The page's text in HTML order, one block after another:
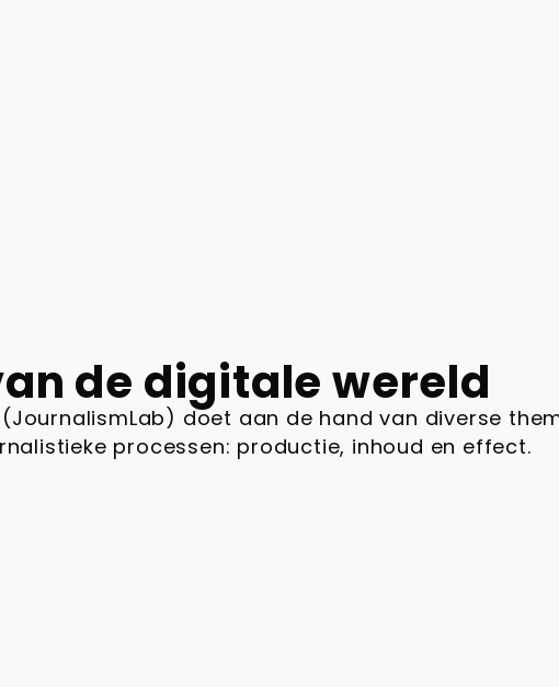
de digitale wereld
doet aan de hand van diverse
processen: productie, inhoud en effect.